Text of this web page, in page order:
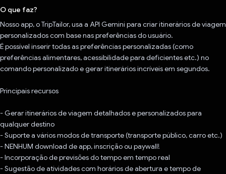
O que faz?
Nosso app, o TripTailor, usa a API Gemini para criar itinerários de viagem
personalizados com base nas preferências do usuário.
É possível inserir todas as preferências personalizadas (como
preferências alimentares, acessibilidade para deficientes etc.) no
comando personalizado e gerar itinerários incríveis em segundos.
Principais recursos
- Gerar itinerários de viagem detalhados e personalizados para
qualquer destino
- Suporte a vários modos de transporte (transporte público, carro etc.)
- NENHUM download de app, inscrição ou paywall!
- Incorporação de previsões do tempo em tempo real
- Sugestão de atividades com horários de abertura e tempo de